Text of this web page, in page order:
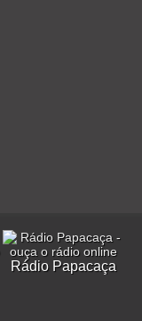
Rádio Papacaça